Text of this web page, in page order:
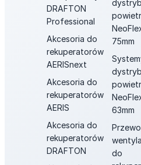
DRAFTON
Professional
Akcesoria do
rekuperatorów
AERISnext
Akcesoria do
rekuperatorów
AERIS
Akcesoria do
rekuperatorów
DRAFTON
75mm
63mm
do